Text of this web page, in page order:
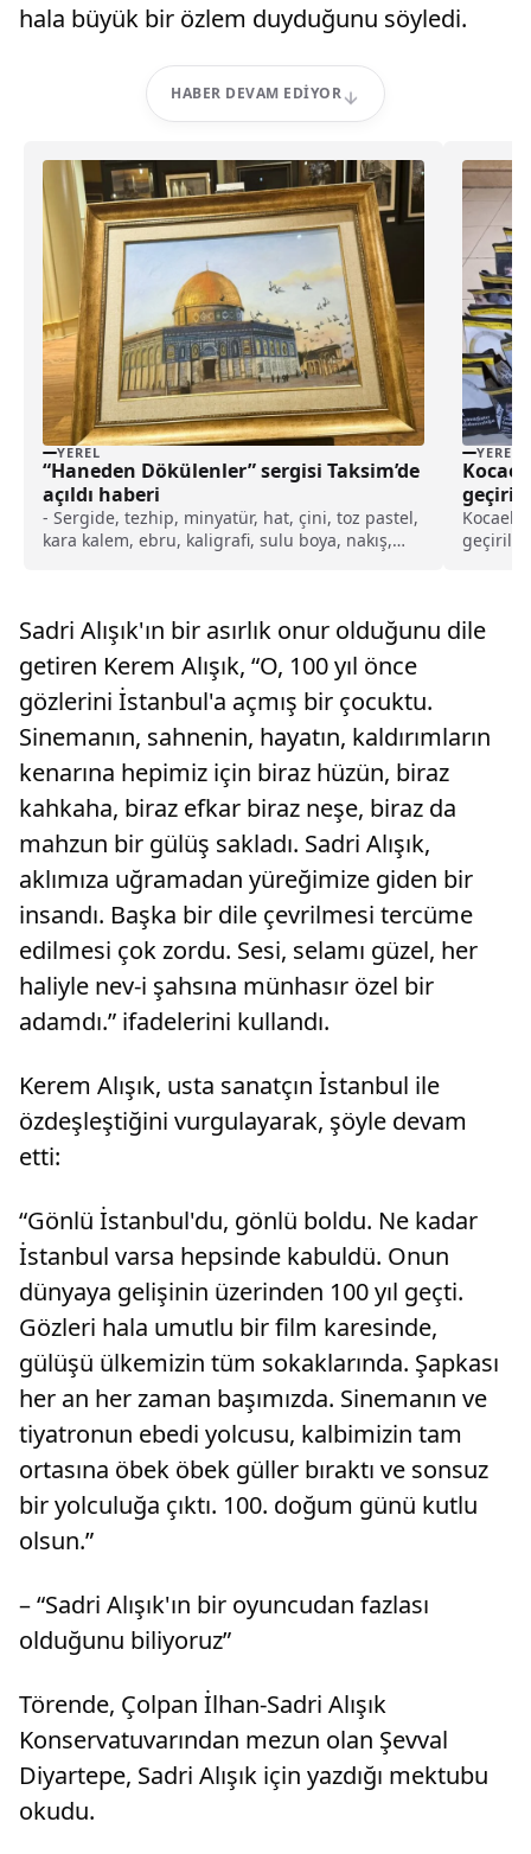
hala büyük bir özlem duyduğunu söyledi.
HABER DEVAM EDIYOR
YEREL
“Haneden Dökülenler” sergisi Taksim’de
açıldı haberi
- Sergide, tezhip, minyatür, hat, çini, toz pastel,
kara kalem, ebru, kaligrafi, sulu boya, nakış,
YEREL
yönelik
Sadri Alışık'ın bir asırlık onur olduğunu dile
getiren Kerem Alışık, “O, 100 yıl önce
gözlerini İstanbul'a açmış bir çocuktu.
Sinemanın, sahnenin, hayatın, kaldırımların
kenarına hepimiz için biraz hüzün, biraz
kahkaha, biraz efkar biraz neşe, biraz da
mahzun bir gülüş sakladı. Sadri Alışık,
aklımıza uğramadan yüreğimize giden bir
insandı. Başka bir dile çevrilmesi tercüme
edilmesi çok zordu. Sesi, selamı güzel, her
haliyle nev-i şahsına münhasır özel bir
adamdı.” ifadelerini kullandı.
Kerem Alışık, usta sanatçın İstanbul ile
özdeşleştiğini vurgulayarak, şöyle devam
etti:
“Gönlü İstanbul'du, gönlü boldu. Ne kadar
İstanbul varsa hepsinde kabuldü. Onun
dünyaya gelişinin üzerinden 100 yıl geçti.
Gözleri hala umutlu bir film karesinde,
gülüşü ülkemizin tüm sokaklarında. Şapkası
her an her zaman başımızda. Sinemanın ve
tiyatronun ebedi yolcusu, kalbimizin tam
ortasına öbek öbek güller bıraktı ve sonsuz
bir yolculuğa çıktı. 100. doğum günü kutlu
olsun.”
– “Sadri Alışık'ın bir oyuncudan fazlası
olduğunu biliyoruz”
Törende, Çolpan İlhan-Sadri Alışık
Konservatuvarından mezun olan Şevval
Diyartepe, Sadri Alışık için yazdığı mektubu
okudu.